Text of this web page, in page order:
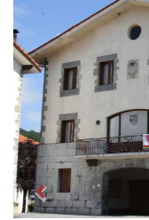
Previous